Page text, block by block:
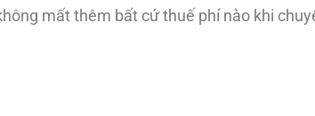
mất thêm bất cứ thuế phí nào khi